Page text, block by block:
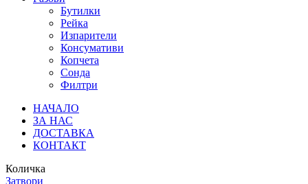
Бутилки
Рейка
Изпарители
Консумативи
Копчета
Сонда
Филтри
НАЧАЛО
ЗА НАС
ДОСТАВКА
КОНТАКТ
Количка
Затвори